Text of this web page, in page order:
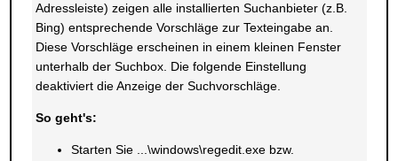
Adressleiste) zeigen alle installierten Suchanbieter (z.B.
Bing) entsprechende Vorschläge zur Texteingabe an.
Diese Vorschläge erscheinen in einem kleinen Fenster
unterhalb der Suchbox. Die folgende Einstellung
deaktiviert die Anzeige der Suchvorschläge.
So geht's:
Starten Sie ...\windows\regedit.exe bzw.